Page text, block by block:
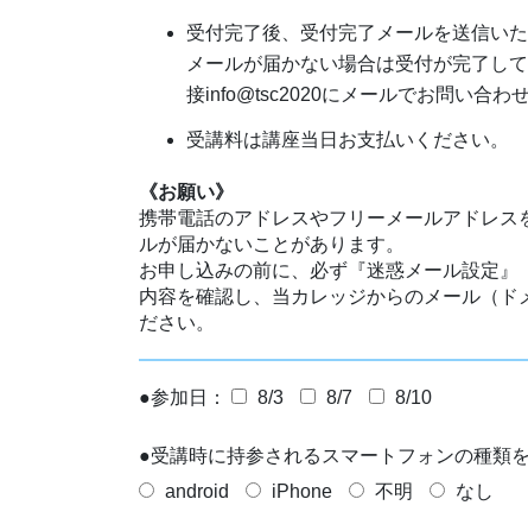
受付完了後、受付完了メールを送信いた
メールが届かない場合は受付が完了し
接info@tsc2020にメールでお問い合わせ
受講料は講座当日お支払いください。
《お願い》
携帯電話のアドレスやフリーメールアドレ
ルが届かないことがあります。
お申し込みの前に、必ず『迷惑メール設定
内容を確認し、当カレッジからのメール（ド
ださい。
●参加日： 8/3 8/7 8/10
●受講時に持参されるスマートフォンの種類
android
iPhone 不明 なし